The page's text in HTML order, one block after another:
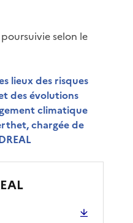
selon le
lieux des risques
des évolutions
climatique
chargée de